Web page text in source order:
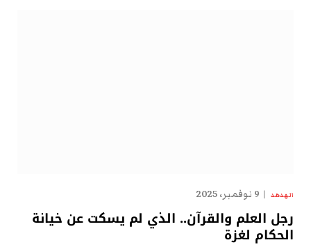
الهدهد 9 نوفمبر، 2025
رجل العلم والقرآن.. الذي لم يسكت عن خيانة
الحكام لغزة